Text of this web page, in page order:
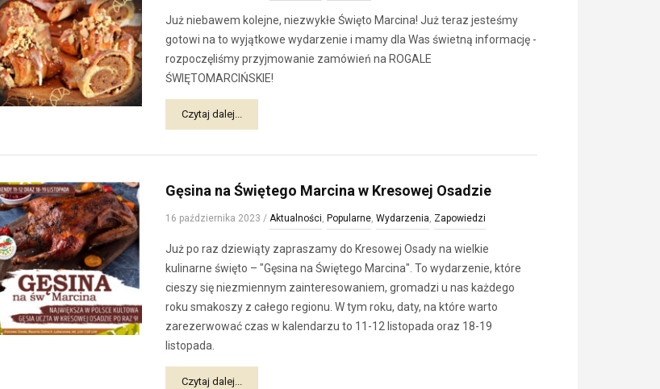
Już niebawem kolejne, niezwykłe Święto Marcina! Już teraz jesteśmy
gotowi na to wyjątkowe wydarzenie i mamy dla Was świetną informację -
rozpoczęliśmy przyjmowanie zamówień na ROGALE
ŚWIĘTOMARCIŃSKIE!
Czytaj dalej...
Gęsina na Świętego Marcina w Kresowej Osadzie
16 października 2023 / Aktualności, Popularne, Wydarzenia, Zapowiedzi
Już po raz dziewiąty zapraszamy do Kresowej Osady na wielkie
kulinarne święto – "Gęsina na Świętego Marcina". To wydarzenie, które
cieszy się niezmiennym zainteresowaniem, gromadzi u nas każdego
roku smakoszy z całego regionu. W tym roku, daty, na które warto
zarezerwować czas w kalendarzu to 11-12 listopada oraz 18-19
listopada.
Czytaj dalej...